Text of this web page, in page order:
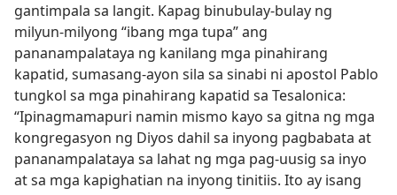
gantimpala sa langit. Kapag binubulay-bulay ng
milyun-milyong “ibang mga tupa” ang
pananampalataya ng kanilang mga pinahirang
kapatid, sumasang-ayon sila sa sinabi ni apostol Pablo
tungkol sa mga pinahirang kapatid sa Tesalonica:
“Ipinagmamapuri namin mismo kayo sa gitna ng mga
kongregasyon ng Diyos dahil sa inyong pagbabata at
pananampalataya sa lahat ng mga pag-uusig sa inyo
at sa mga kapighatian na inyong tinitiis. Ito ay isang